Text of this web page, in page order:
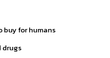
for humans